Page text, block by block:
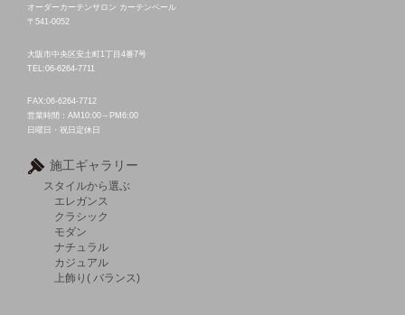
オーダーカーテンサロン カーテンベール
〒541-0052
大阪市中央区安土町1丁目4番7号
TEL:06-6264-7711
FAX:06-6264-7712
営業時間：AM10:00～PM6:00
日曜日・祝日定休日
施工ギャラリー
スタイルから選ぶ
エレガンス
クラシック
モダン
ナチュラル
カジュアル
上飾り( バランス)